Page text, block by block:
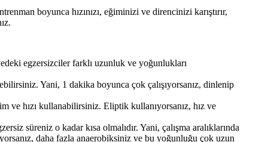
boyunca hızınızı, eğiminizi ve direncinizi karıştırır,
egzersizciler farklı uzunluk ve yoğunlukları
Yani, 1 dakika boyunca çok çalışıyorsanız, dinlenip
ve hızı kullanabilirsiniz. Eliptik kullanıyorsanız, hız ve
süreniz o kadar kısa olmalıdır. Yani, çalışma aralıklarında
daha fazla anaerobiksiniz ve bu yoğunluğu çok uzun